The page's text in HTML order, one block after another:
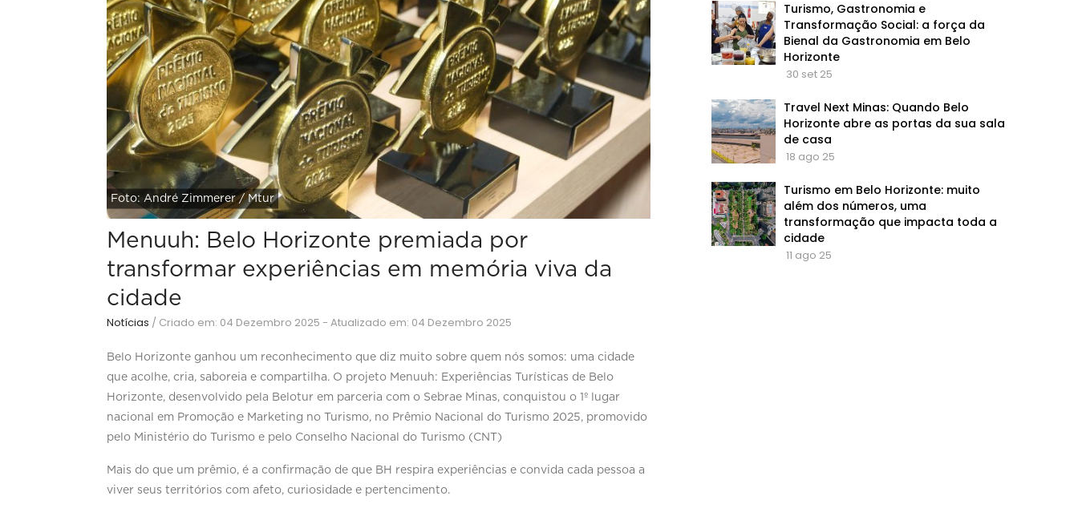
Foto: André Zimmerer / Mtur
Menuuh: Belo Horizonte premiada por
transformar experiências em memória viva da
cidade
Notícias / Criado em: 04 Dezembro 2025 - Atualizado em: 04 Dezembro 2025
Belo Horizonte ganhou um reconhecimento que diz muito sobre quem nós somos: uma cidade
que acolhe, cria, saboreia e compartilha. O projeto Menuuh: Experiências Turísticas de Belo
Horizonte, desenvolvido pela Belotur em parceria com o Sebrae Minas, conquistou o 1º lugar
nacional em Promoção e Marketing no Turismo, no Prêmio Nacional do Turismo 2025, promovido
pelo Ministério do Turismo e pelo Conselho Nacional do Turismo (CNT)
Mais do que um prêmio, é a confirmação de que BH respira experiências e convida cada pessoa a
viver seus territórios com afeto, curiosidade e pertencimento.
Turismo, Gastronomia e
Transformação Social: a força da
Bienal da Gastronomia em Belo
Horizonte
30 set 25
Travel Next Minas: Quando Belo
Horizonte abre as portas da sua sala
de casa
18 ago 25
Turismo em Belo Horizonte: muito
além dos números, uma
transformação que impacta toda a
cidade
11 ago 25